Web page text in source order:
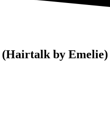
(Hairtalk by Emelie)